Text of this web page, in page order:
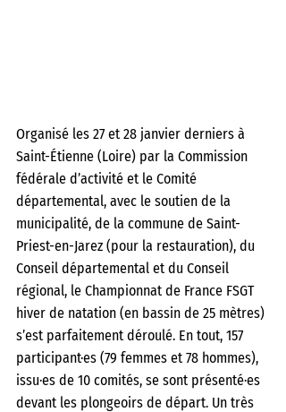
Organisé les 27 et 28 janvier derniers à
Saint-Étienne (Loire) par la Commission
fédérale d’activité et le Comité
départemental, avec le soutien de la
municipalité, de la commune de Saint-
Priest-en-Jarez (pour la restauration), du
Conseil départemental et du Conseil
régional, le Championnat de France FSGT
hiver de natation (en bassin de 25 mètres)
s’est parfaitement déroulé. En tout, 157
participant·es (79 femmes et 78 hommes),
issu·es de 10 comités, se sont présenté·es
devant les plongeoirs de départ. Un très